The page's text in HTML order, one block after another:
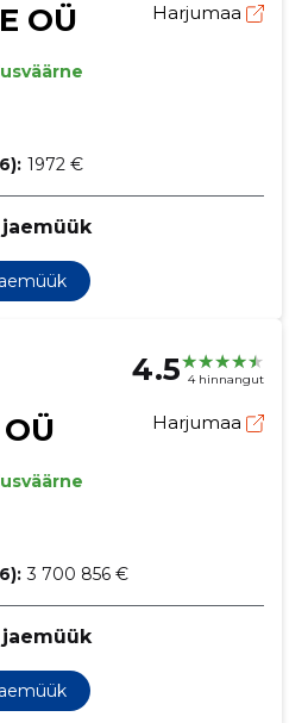
OÜ Harjumaa
1972 €
4.5 4 hinnangut
Harjumaa
3 700 856 €